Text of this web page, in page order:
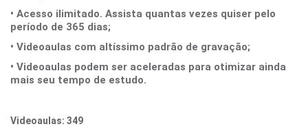
• Acesso ilimitado. Assista quantas vezes quiser pelo
período de 365 dias;
• Videoaulas com altíssimo padrão de gravação;
• Videoaulas podem ser aceleradas para otimizar ainda
mais seu tempo de estudo.
Videoaulas: 349